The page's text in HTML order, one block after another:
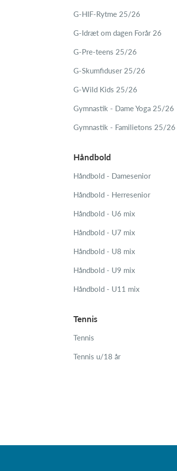
G-HIF-Rytme 25/26
G-Idræt om dagen Forår 26
G-Pre-teens 25/26
G-Skumfiduser 25/26
G-Wild Kids 25/26
Gymnastik - Dame Yoga 25/26
Gymnastik - Familietons 25/26
Håndbold
Håndbold - Damesenior
Håndbold - Herresenior
Håndbold - U6 mix
Håndbold - U7 mix
Håndbold - U8 mix
Håndbold - U9 mix
Håndbold - U11 mix
Tennis
Tennis
Tennis u/18 år